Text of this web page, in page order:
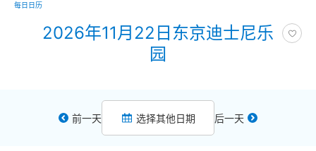
每日日历
2026年11月22日东京迪士尼乐
园
前一天 选择其他日期 后一天